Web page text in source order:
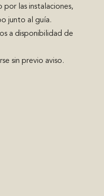
por las instalaciones,
junto al guía.
a disponibilidad de
sin previo aviso.